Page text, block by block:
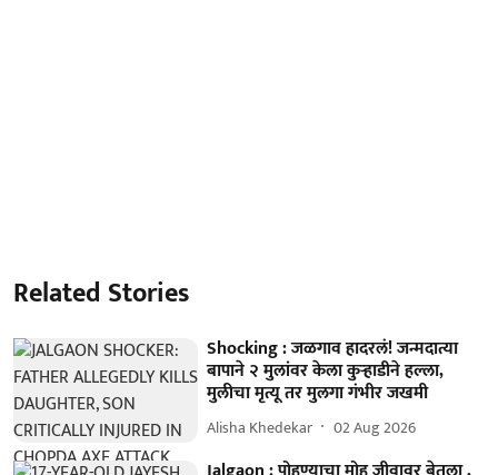
Related Stories
Shocking : जळगाव हादरलं! जन्मदात्या
बापाने २ मुलांवर केला कुऱ्हाडीने हल्ला,
मुलीचा मृत्यू तर मुलगा गंभीर जखमी
Alisha Khedekar 02 Aug 2026